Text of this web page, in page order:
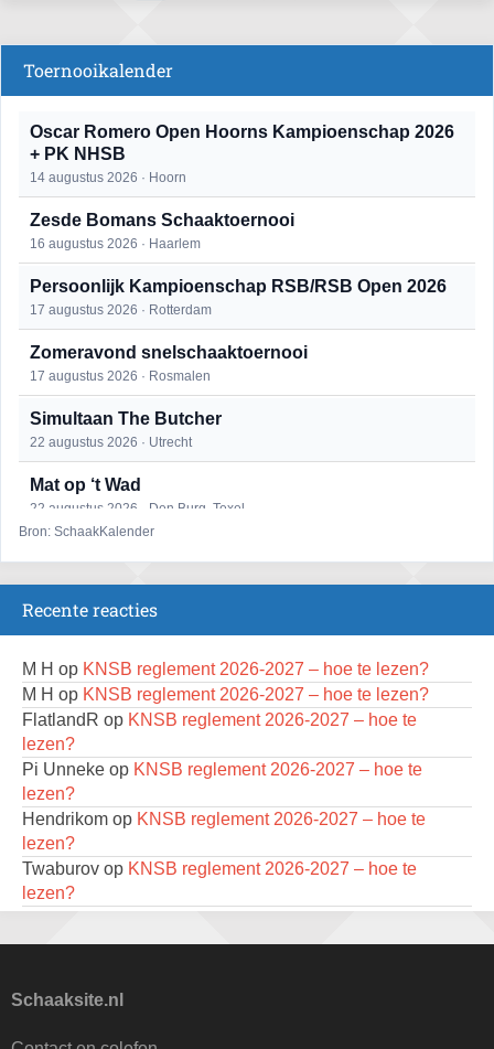
Toernooikalender
Oscar Romero Open Hoorns Kampioenschap 2026
+ PK NHSB
14 augustus 2026 · Hoorn
Zesde Bomans Schaaktoernooi
16 augustus 2026 · Haarlem
Persoonlijk Kampioenschap RSB/RSB Open 2026
17 augustus 2026 · Rotterdam
Zomeravond snelschaaktoernooi
17 augustus 2026 · Rosmalen
Simultaan The Butcher
22 augustus 2026 · Utrecht
Mat op ‘t Wad
22 augustus 2026 · Den Burg, Texel
2e Utrechts kroegloperstoernooi
Open Eemlandtoernooi 2026
25 augustus 2026 · Bunschoten-Spakenburg
KC Open
28 augustus 2026 · Haarlem
11e Goirles Weekend Kampioenschap
28 augustus 2026 · Goirle
Nazomervierkampentoernooi 2026
28 augustus 2026 · Assen
Keisnel Schaaktoernooi
30 augustus 2026 · Leiden
Bron: SchaakKalender
Recente reacties
M H op KNSB reglement 2026-2027 – hoe te lezen?
M H op KNSB reglement 2026-2027 – hoe te lezen?
FlatlandR op KNSB reglement 2026-2027 – hoe te
lezen?
Pi Unneke op KNSB reglement 2026-2027 – hoe te
lezen?
Hendrikom op KNSB reglement 2026-2027 – hoe te
lezen?
Twaburov op KNSB reglement 2026-2027 – hoe te
lezen?
Geraardsbergen, van zondag 2 tot donderdag 6 augustus
Tiggel 1opEerste Scheldemond Schaaktoernooi van
dekkercor opEerste Scheldemond Schaaktoernooi van
Schaaksite.nl